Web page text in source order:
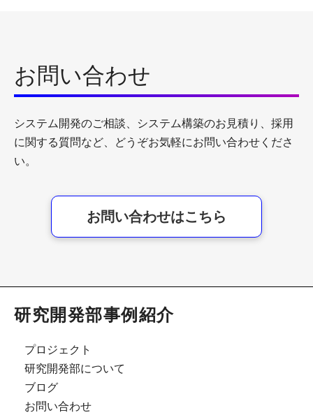
お問い合わせ
システム開発のご相談、システム構築のお見積り、採用
に関する質問など、どうぞお気軽にお問い合わせくださ
い。
お問い合わせはこちら
研究開発部事例紹介
プロジェクト
研究開発部について
ブログ
お問い合わせ